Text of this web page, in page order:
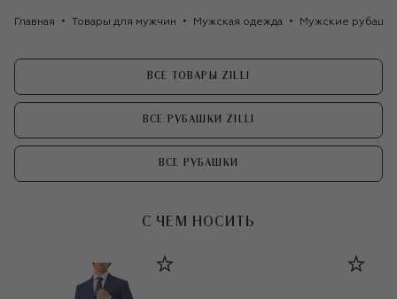
Главная Товары для мужчин Мужская одежда Мужские
ВСЕ ТОВАРЫ ZILLI
ВСЕ РУБАШКИ ZILLI
ВСЕ РУБАШКИ
С ЧЕМ НОСИТЬ